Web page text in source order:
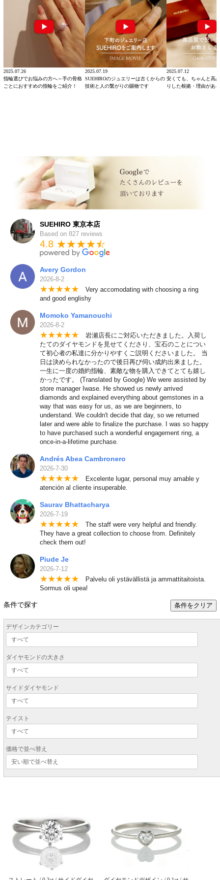
2025.07.26
指輪選びでお悩みの方へ～手の骨格
ごとにおすすめの指輪をご紹介！
2025.07.19
SUEHIROのジュエリーは古くからの
技術と人の繋がりの賜物です
2025.07.12
安くても、ちゃんと高
りした根拠・理由があ
SUEHIRO 東京本店
Based on 827 reviews
4.8 ★★★★★
☆
Avery Gordon
2026-8-2
★★★★★ Very accomodating with choosing a ring
and good englishy
Momoko Yamanouchi
2026-8-2
★★★★★ 岩瀬店長にご対応いただきました。入荷し
たてのダイヤモンドを見せてくださり、宝石のことについ
て初心者の私達に分かりやすくご説明くださいました。 当
日は決められなかったので後日再び伺い成約出来ました。
一生に一度の婚約指輪、素敵な物を購入できてとても嬉し
かったです。 (Translated by Google) We were assisted by
store manager Iwase. He showed us newly arrived
diamonds and explained everything about gemstones in a
way that was easy for us, as we are beginners, to
understand. We couldn't decide that day, so we returned
later and were able to finalize the purchase. I was so happy
to have purchased such a wonderful engagement ring, a
once-in-a-lifetime purchase.
Andrés Abea Cambronero
2026-7-30
★★★★★ Excelente lugar, personal muy amable y
atención al cliente insuperable.
Saurav Bhattacharya
2026-7-19
★★★★★ The staff were very helpful and friendly.
They have a great collection to choose from. Definitely
check them out!
Piude Je
2026-7-12
★★★★★ Palvelu oli ystävällistä ja ammattitaitoista.
Sormus oli upea!
条件で探す 条件をクリア
デザインカテゴリー
ダイヤモンドの大きさ
サイドダイヤモンド
テイスト
価格で並べ替え